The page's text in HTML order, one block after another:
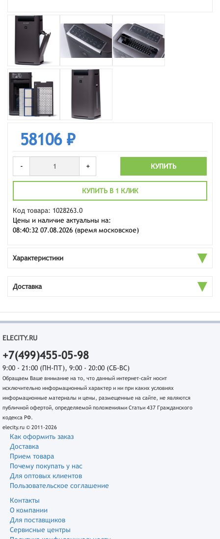
58106 ₽
- + КУПИТЬ
КУПИТЬ В 1 КЛИК
Код товара: 1028263.0
Цены и наличие актуальны на:
08:40:32 07.08.2026 (время московское)
Характеристики
Доставка
ELECITY.RU
+7(499)455-05-98
9:00 - 21:00 (ПН-ПТ), 9:00 - 20:00 (СБ-ВС)
Обращаем Ваше внимание на то, что данный интернет-сайт носит
исключительно информационный характер и ни при каких условиях
информационные материалы и цены, размещенные на сайте, не являются
публичной офертой, определяемой положениями Статьи 437 Гражданского
кодекса РФ.
elecity.ru © 2011-2026
Как оформить заказ
Доставка
Прием товара
Почему покупать у нас
Для оптовых клиентов
Пользовательское соглашение
Контакты
О компании
Для поставщиков
Сервисные центры